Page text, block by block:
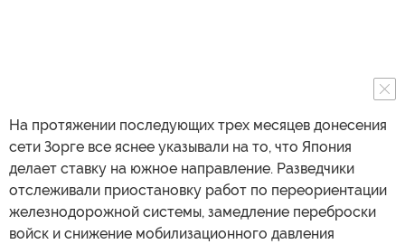
На протяжении последующих трех месяцев донесения
сети Зорге все яснее указывали на то, что Япония
делает ставку на южное направление. Разведчики
отслеживали приостановку работ по переориентации
железнодорожной системы, замедление переброски
войск и снижение мобилизационного давления